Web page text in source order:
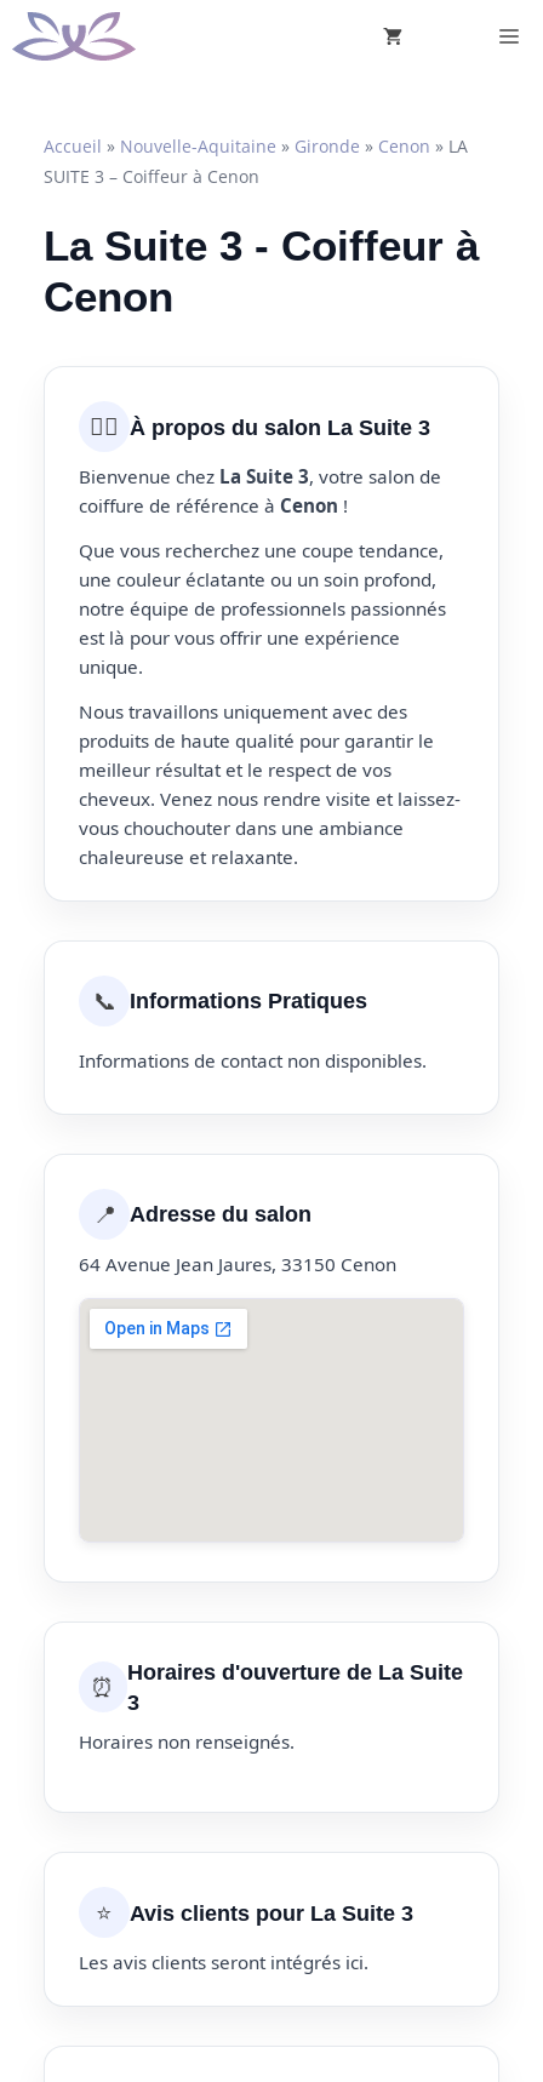
Aller
au
Accueil » Nouvelle-Aquitaine » Gironde » Cenon » LA
SUITE 3 – Coiffeur à Cenon
La Suite 3 - Coiffeur à
Cenon
💇‍♀️ À propos du salon La Suite 3
Bienvenue chez La Suite 3, votre salon de
coiffure de référence à Cenon !
Que vous recherchez une coupe tendance,
une couleur éclatante ou un soin profond,
notre équipe de professionnels passionnés
est là pour vous offrir une expérience
unique.
Nous travaillons uniquement avec des
produits de haute qualité pour garantir le
meilleur résultat et le respect de vos
cheveux. Venez nous rendre visite et laissez-
vous chouchouter dans une ambiance
chaleureuse et relaxante.
📞 Informations Pratiques
Informations de contact non disponibles.
📍 Adresse du salon
64 Avenue Jean Jaures, 33150 Cenon
⏰
Horaires d'ouverture de La Suite
3
Horaires non renseignés.
⭐ Avis clients pour La Suite 3
Les avis clients seront intégrés ici.